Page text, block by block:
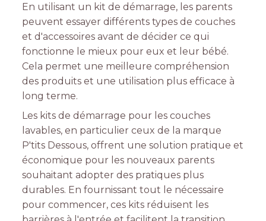
En utilisant un kit de démarrage, les parents
peuvent essayer différents types de couches
et d'accessoires avant de décider ce qui
fonctionne le mieux pour eux et leur bébé.
Cela permet une meilleure compréhension
des produits et une utilisation plus efficace à
long terme.
Les kits de démarrage pour les couches
lavables, en particulier ceux de la marque
P'tits Dessous, offrent une solution pratique et
économique pour les nouveaux parents
souhaitant adopter des pratiques plus
durables. En fournissant tout le nécessaire
pour commencer, ces kits réduisent les